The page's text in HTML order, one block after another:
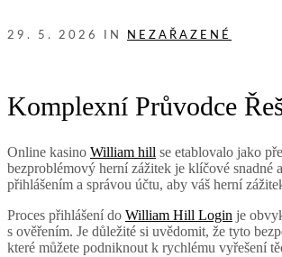
29. 5. 2026 IN NEZAŘAZENÉ
Komplexní Průvodce
Online kasino William hill se etablovalo jako
bezproblémový herní zážitek je klíčové snadné
přihlášením a správou účtu, aby váš herní
Proces přihlášení do William Hill Login je
s ověřením. Je důležité si uvědomit, že tyto
které můžete podniknout k rychlému vyřešení